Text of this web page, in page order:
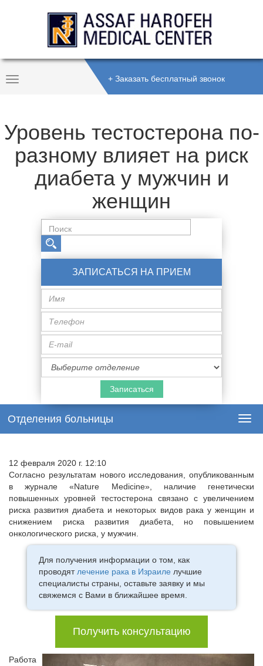
Toggle
+ Заказать бесплатный звонок
Уровень тестостерона по-
разному влияет на риск
диабета у мужчин и
женщин
ЗАПИСАТЬСЯ НА ПРИЕМ
Имя
Телефон
Специализация
Отделения больницы
12 февраля 2020 г. 12:10
Согласно результатам нового исследования, опубликованным
в журнале «Nature Medicine», наличие генетически
повышенных уровней тестостерона связано с увеличением
риска развития диабета и некоторых видов рака у женщин и
снижением риска развития диабета, но повышением
онкологического риска, у мужчин.
Для получения информации о том, как
проводят лечение рака в Израиле лучшие
специалисты страны, оставьте заявку и мы
свяжемся с Вами в ближайшее время.
Получить консультацию
Работа